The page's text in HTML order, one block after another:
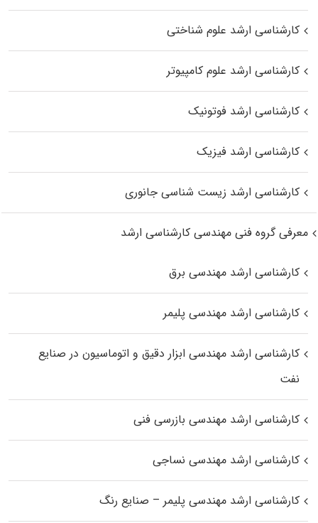
کارشناسی ارشد علوم شناختی
کارشناسی ارشد علوم کامپیوتر
کارشناسی ارشد فوتونیک
کارشناسی ارشد فیزیک
کارشناسی ارشد زیست‌ شناسی جانوری
معرفی گروه فنی مهندسی کارشناسی ارشد
کارشناسی ارشد مهندسی برق
کارشناسی ارشد مهندسی پلیمر
کارشناسی ارشد مهندسی ابزار دقیق و اتوماسیون در صنایع
نفت
کارشناسی ارشد مهندسی بازرسی فنی
کارشناسی ارشد مهندسی نساجی
کارشناسی ارشد مهندسی پلیمر – صنایع رنگ